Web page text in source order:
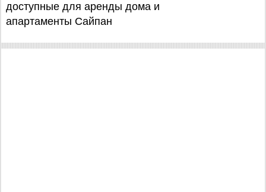
доступные для аренды дома и
апартаменты Сайпан